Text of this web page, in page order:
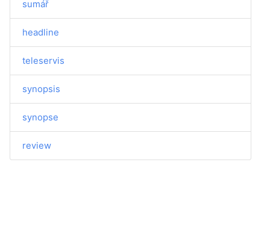
sumář
headline
teleservis
synopsis
synopse
review